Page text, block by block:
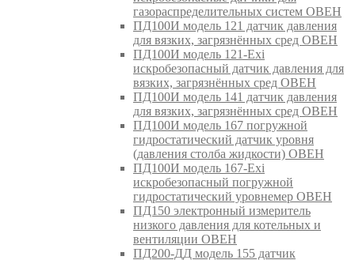
газораспределительных систем ОВЕН
ПД100И модель 121 датчик давления
для вязких, загрязнённых сред ОВЕН
ПД100И модель 121-Exi
искробезопасный датчик давления для
вязких, загрязнённых сред ОВЕН
ПД100И модель 141 датчик давления
для вязких, загрязнённых сред ОВЕН
ПД100И модель 167 погружной
гидростатический датчик уровня
(давления столба жидкости) ОВЕН
ПД100И модель 167-Exi
искробезопасный погружной
гидростатический уровнемер ОВЕН
ПД150 электронный измеритель
низкого давления для котельных и
вентиляции ОВЕН
ПД200-ДД модель 155 датчик